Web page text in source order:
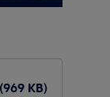
KB)